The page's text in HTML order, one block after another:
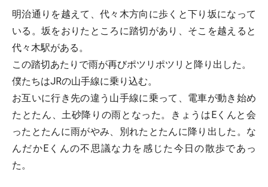
明治通りを越えて、代々木方向に歩くと下り坂になって
いる。坂をおりたところに踏切があり、そこを越えると
代々木駅がある。
この踏切あたりで雨が再びポツリポツリと降り出した。
僕たちはJRの山手線に乗り込む。
お互いに行き先の違う山手線に乗って、電車が動き始め
たとたん、土砂降りの雨となった。きょうはEくんと会
ったとたんに雨がやみ、別れたとたんに降り出した。な
んだかEくんの不思議な力を感じた今日の散歩であっ
た。